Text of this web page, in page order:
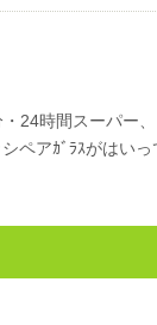
24時間スーパー
ペアｶﾞﾗｽがは